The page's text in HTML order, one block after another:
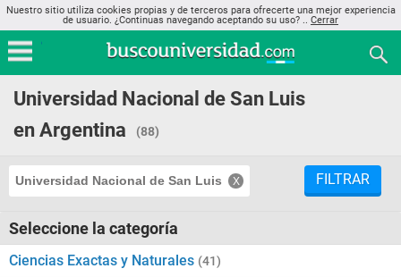
Nuestro sitio utiliza cookies propias y de terceros para ofrecerte una mejor experiencia
de usuario. ¿Continuas navegando aceptando su uso? .. Cerrar
Universidad Nacional de San Luis
en Argentina
(88)
Universidad Nacional de San Luis FILTRAR
Seleccione la categoría
Ciencias Exactas y Naturales (41)